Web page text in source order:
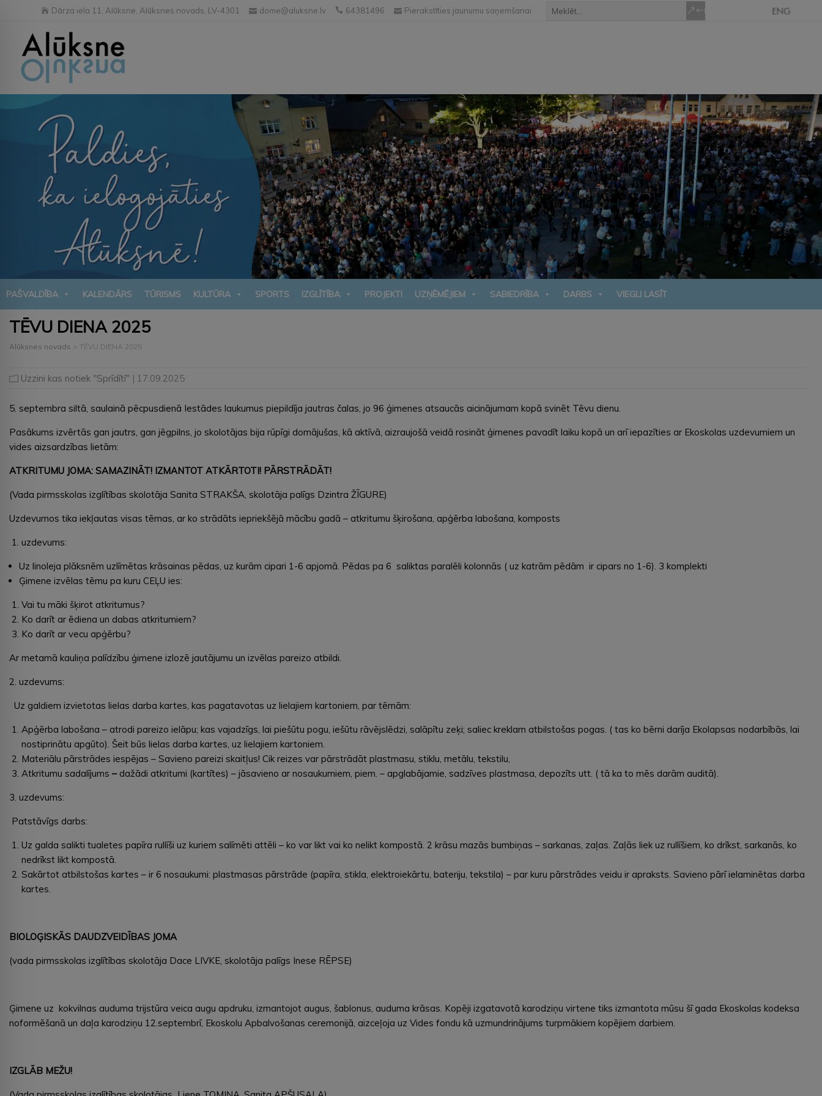
Dārza iela 11, Alūksne, Alūksnes novads, LV-4301 dome@aluksne.lv 64381496 Pierakstīties jaunumu saņemšanai
PAŠVALDĪBA KALENDĀRS TŪRISMS KULTŪRA SPORTS IZGLĪTĪBA PROJEKTI UZŅĒMĒJIEM SABIEDRĪBA DARBS VIEGLI LASĪT
TĒVU DIENA 2025
Alūksnes novads > TĒVU DIENA 2025
Uzzini kas notiek "Sprīdītī" | 17.09.2025
5. septembra siltā, saulainā pēcpusdienā Iestādes laukumus piepildīja jautras čalas, jo 96 ģimenes atsaucās aicinājumam kopā svinēt Tēvu dienu.
Pasākums izvērtās gan jautrs, gan jēgpilns, jo skolotājas bija rūpīgi domājušas, kā aktīvā, aizraujošā veidā rosināt ģimenes pavadīt laiku kopā un arī iepazīties ar Ekoskolas uzdevumiem un
vides aizsardzības lietām:
ATKRITUMU JOMA: SAMAZINĀT! IZMANTOT ATKĀRTOTI! PĀRSTRĀDĀT!
(Vada pirmsskolas izglītības skolotāja Sanita STRAKŠA, skolotāja palīgs Dzintra ŽĪGURE)
Uzdevumos tika iekļautas visas tēmas, ar ko strādāts iepriekšējā mācību gadā – atkritumu šķirošana, apģērba labošana, komposts
uzdevums:
Uz linoleja plāksnēm uzlīmētas krāsainas pēdas, uz kurām cipari 1-6 apjomā. Pēdas pa 6 saliktas paralēli kolonnās ( uz katrām pēdām ir cipars no 1-6). 3 komplekti
Ģimene izvēlas tēmu pa kuru CEĻU ies:
Vai tu māki šķirot atkritumus?
Ko darīt ar ēdiena un dabas atkritumiem?
Ko darīt ar vecu apģērbu?
Ar metamā kauliņa palīdzību ģimene izlozē jautājumu un izvēlas pareizo atbildi.
2. uzdevums:
Uz galdiem izvietotas lielas darba kartes, kas pagatavotas uz lielajiem kartoniem, par tēmām:
Apģērba labošana – atrodi pareizo ielāpu; kas vajadzīgs, lai piešūtu pogu, iešūtu rāvējslēdzi, salāpītu zeķi; saliec kreklam atbilstošas pogas. ( tas ko bērni darīja Ekolapsas nodarbībās, lai
nostiprinātu apgūto). Šeit būs lielas darba kartes, uz lielajiem kartoniem.
Materiālu pārstrādes iespējas – Savieno pareizi skaitļus! Cik reizes var pārstrādāt plastmasu, stiklu, metālu, tekstilu,
Atkritumu sadalījums – dažādi atkritumi (kartītes) – jāsavieno ar nosaukumiem, piem. – apglabājamie, sadzīves plastmasa, depozīts utt. ( tā ka to mēs darām auditā).
3. uzdevums:
Patstāvīgs darbs:
Uz galda salikti tualetes papīra rullīši uz kuriem salīmēti attēli – ko var likt vai ko nelikt kompostā. 2 krāsu mazās bumbiņas – sarkanas, zaļas. Zaļās liek uz rullīšiem, ko drīkst, sarkanās, ko
nedrīkst likt kompostā.
Sakārtot atbilstošas kartes – ir 6 nosaukumi: plastmasas pārstrāde (papīra, stikla, elektroiekārtu, bateriju, tekstila) – par kuru pārstrādes veidu ir apraksts. Savieno pārī ielaminētas darba
kartes.
BIOLOĢISKĀS DAUDZVEIDĪBAS JOMA
(vada pirmsskolas izglītības skolotāja Dace LIVKE, skolotāja palīgs Inese RĒPSE)
Ģimene uz kokvilnas auduma trijstūra veica augu apdruku, izmantojot augus, šablonus, auduma krāsas. Kopēji izgatavotā karodziņu virtene tiks izmantota mūsu šī gada Ekoskolas kodeksa
noformēšanā un daļa karodziņu 12.septembrī, Ekoskolu Apbalvošanas ceremonijā, aizceļoja uz Vides fondu kā uzmundrinājums turpmākiem kopējiem darbiem.
IZGLĀB MEŽU!